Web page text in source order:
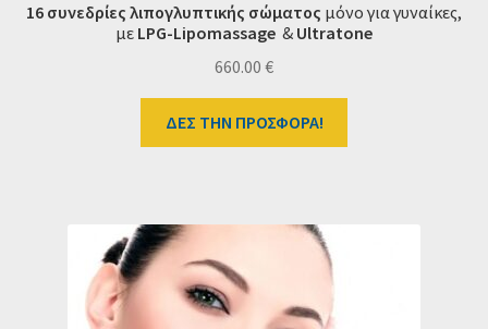
16 συνεδρίες λιπογλυπτικής σώματος μόνο για γυναίκες,
με LPG-Lipomassage & Ultratone
660.00 €
ΔΕΣ ΤΗΝ ΠΡΟΣΦΟΡΑ!